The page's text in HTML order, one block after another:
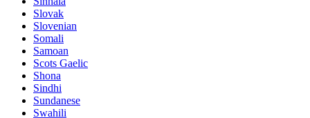
Slovak
Slovenian
Somali
Samoan
Scots Gaelic
Shona
Sindhi
Sundanese
Swahili